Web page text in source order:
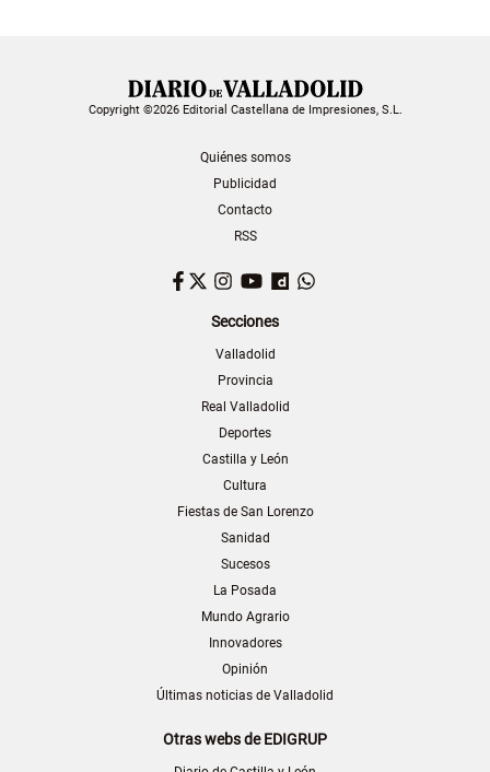
Copyright ©2026 Editorial Castellana de Impresiones, S.L.
Quiénes somos
Publicidad
Contacto
RSS
Facebook
TwitterInstagram
YouTubeDailymotion
Secciones
Valladolid
Provincia
Real Valladolid
Deportes
Castilla y León
Cultura
Fiestas de San Lorenzo
Sanidad
Sucesos
La Posada
Mundo Agrario
Innovadores
Opinión
Últimas noticias de Valladolid
Otras webs de EDIGRUP